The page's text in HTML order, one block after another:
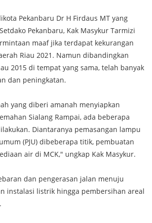
Pekanbaru Dr H Firdaus MT yang
Pekanbaru, Kak Masykur Tarmizi
maaf jika terdapat kekurangan
Riau 2021. Namun dibandingkan
2015 di tempat yang sama, telah banyak
dan peningkatan.
yang diberi amanah menyiapkan
Sialang Rampai, ada beberapa
Diantaranya pemasangan lampu
(PJU) dibeberapa titik, pembuatan
air di MCK," ungkap Kak Masykur.
dan pengerasan jalan menuju
instalasi listrik hingga pembersihan areal